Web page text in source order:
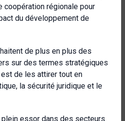
régionale pour
du développement de
de plus en plus des
sur des termes stratégiques
de les attirer tout en
la sécurité juridique et le
essor dans des secteurs